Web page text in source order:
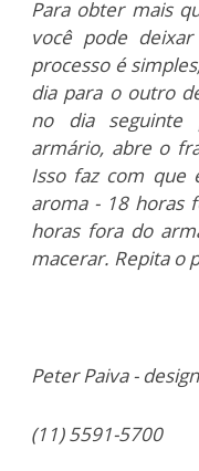
Para obter mais
você pode
processo é
dia para o outro
no dia seguinte
armário, abre o
Isso faz com que
aroma - 18 horas
horas fora do
macerar. Repita o
Peter Paiva -
(11) 5591-5700